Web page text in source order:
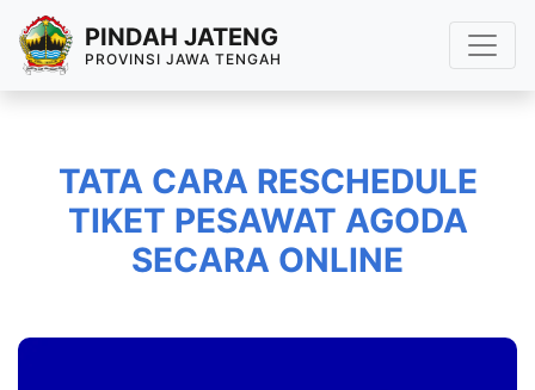
PINDAH JATENG
PROVINSI JAWA TENGAH
TATA CARA RESCHEDULE
TIKET PESAWAT AGODA
SECARA ONLINE